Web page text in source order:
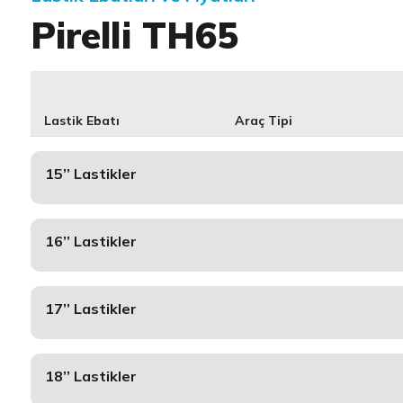
Pirelli TH65
Lastik Ebatı Araç Tipi
15’’ Lastikler
16’’ Lastikler
17’’ Lastikler
18’’ Lastikler